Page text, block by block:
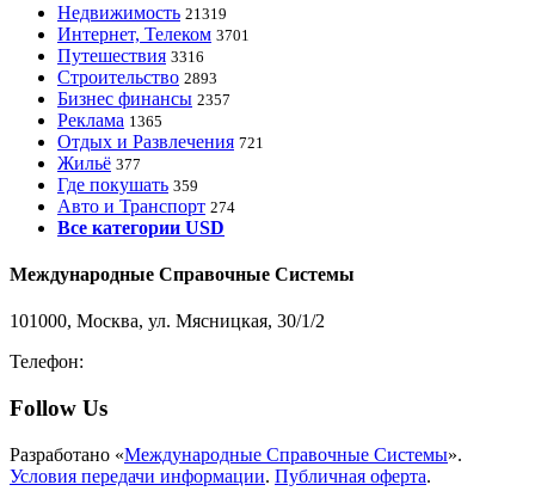
Недвижимость 21319
Интернет, Телеком 3701
Путешествия 3316
Строительство 2893
Бизнес финансы 2357
Реклама 1365
Отдых и Развлечения 721
Жильё 377
Где покушать 359
Авто и Транспорт 274
Все категории USD
Международные Справочные Системы
101000, Москва, ул. Мясницкая, 30/1/2
Телефон:
Follow Us
Разработано «Международные Справочные Системы».
Условия передачи информации. Публичная оферта.